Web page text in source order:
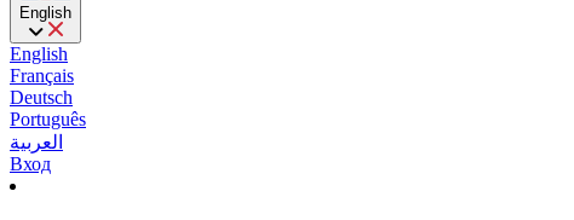
English
English
Français
Deutsch
Português
العربية
Вход